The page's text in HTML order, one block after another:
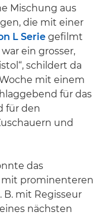
Mischung aus
die mit einer
L Serie gefilmt
ein grosser,
schildert da
mit einem
für das
für den
und
das
prominenteren
B. mit Regisseur
nächsten